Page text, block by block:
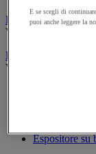
Elezione
Vedi tutte le categorie
Espositore
Vedi tutte le categorie
Espositore su
E se scegli di
puoi anche leggere la